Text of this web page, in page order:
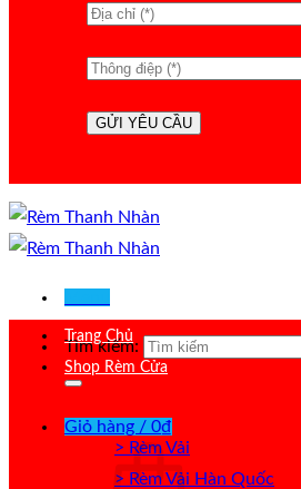
Tìm kiếm:
Giỏ hàng / 0₫
Trang Chủ
Shop Rèm Cửa
> Rèm Vải
> Rèm Vải Hàn Quốc